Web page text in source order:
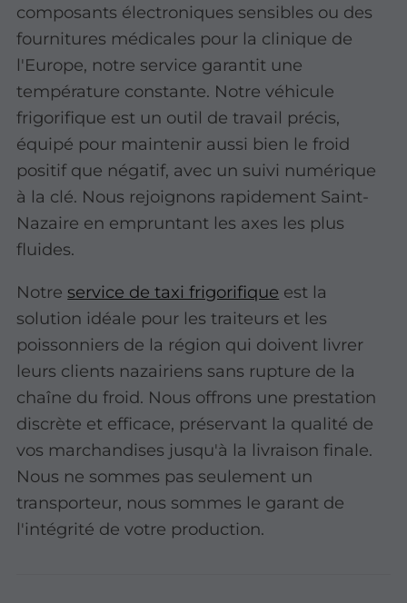
composants électroniques sensibles ou des
fournitures médicales pour la clinique de
l'Europe, notre service garantit une
température constante. Notre véhicule
frigorifique est un outil de travail précis,
équipé pour maintenir aussi bien le froid
positif que négatif, avec un suivi numérique
à la clé. Nous rejoignons rapidement Saint-
Nazaire en empruntant les axes les plus
fluides.
Notreservice de taxi frigorifique est la
solution idéale pour les traiteurs et les
poissonniers de la région qui doivent livrer
leurs clients nazairiens sans rupture de la
chaîne du froid. Nous offrons une prestation
discrète et efficace, préservant la qualité de
vos marchandises jusqu'à la livraison finale.
Nous ne sommes pas seulement un
transporteur, nous sommes le garant de
l'intégrité de votre production.